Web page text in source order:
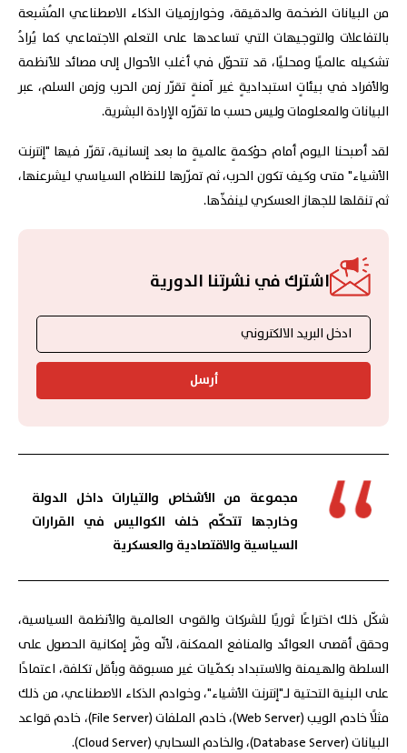
من البيانات الضخمة والدقيقة، وخوارزميات الذكاء الاصطناعي المُشبعة
بالتفاعلات والتوجيهات التي تساعدها على التعلم الاجتماعي كما يُرادُ
تشكيله عالميًا ومحليًا، قد تتحوّل في أغلب الأحوال إلى مصائد للأنظمة
والأفراد في بيئاتٍ استبداديةٍ غير آمنةٍ تقرّر زمن الحرب وزمن السلم، عبر
البيانات والمعلومات وليس حسب ما تقرّره الإرادة البشرية.
لقد أصبحنا اليوم أمام حوْكمةٍ عالميةٍ ما بعد إنسانية، تقرّر فيها "إنترنت
الأشياء" متى وكيف تكون الحرب، ثم تمرّرها للنظام السياسي ليشرعنها،
ثم تنقلها للجهاز العسكري لينفذّها.
اشترك في نشرتنا الدورية
أرسل
مجموعة من الأشخاص والتيارات داخل الدولة
وخارجها تتحكّم خلف الكواليس في القرارات
السياسية والاقتصادية والعسكرية
شكّل ذلك اختراعًا ثوريًا للشركات والقوى العالمية والأنظمة السياسية،
وحقق أقصى العوائد والمنافع الممكنة، لأنّه وفّر إمكانية الحصول على
السلطة والهيمنة والاستبداد بكمّيات غير مسبوقة وبأقل تكلفة، اعتمادًا
على البنية التحتية لـ"إنترنت الأشياء"، وخوادم الذكاء الاصطناعي، من ذلك
مثلًا خادم الويب (Web Server)، خادم الملفات (File Server)، خادم قواعد
البيانات (Database Server)، والخادم السحابي (Cloud Server).